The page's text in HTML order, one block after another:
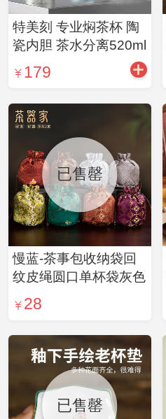
特美刻 专业焖茶杯 陶
瓷内胆 茶水分离520ml
179
已售罄
慢蓝-茶事包收纳袋回
纹皮绳圆口单杯袋灰色
28
已售罄